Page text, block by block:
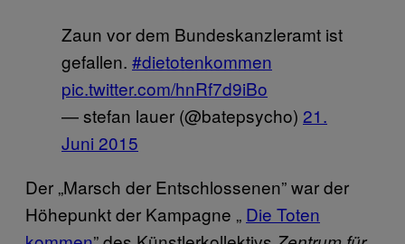
Zaun vor dem Bundeskanzleramt ist
gefallen. #dietotenkommen
pic.twitter.com/hnRf7d9iBo
— stefan lauer (@batepsycho) 21.
Juni 2015
Der „Marsch der Entschlossenen” war der
Höhepunkt der Kampagne „ Die Toten